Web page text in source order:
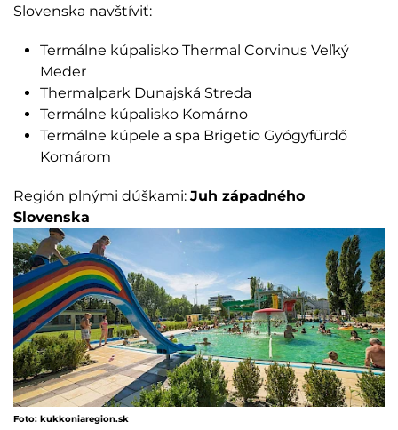
Slovenska navštíviť:
Termálne kúpalisko Thermal Corvinus Veľký
Meder
Thermalpark Dunajská Streda
Termálne kúpalisko Komárno
Termálne kúpele a spa Brigetio Gyógyfürdő
Komárom
Región plnými dúškami: Juh západného
Slovenska
Foto: kukkoniaregion.sk